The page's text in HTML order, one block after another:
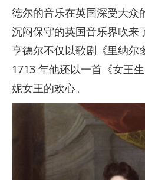
德尔的音乐在英国深受大众
沉闷保守的英国音乐界吹来
亨德尔不仅以歌剧《里纳尔
1713 年他还以一首《女王
妮女王的欢心。